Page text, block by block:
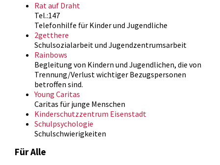
Rat auf Draht
Tel.:147
Telefonhilfe für Kinder und Jugendliche
2getthere
Schulsozialarbeit und Jugendzentrumsarbeit
Rainbows
Begleitung von Kindern und Jugendlichen, die von
Trennung/Verlust wichtiger Bezugspersonen
betroffen sind.
Young Caritas
Caritas für junge Menschen
Kinderschutzzentrum Eisenstadt
Schulpsychologie
Schulschwierigkeiten
Für Alle